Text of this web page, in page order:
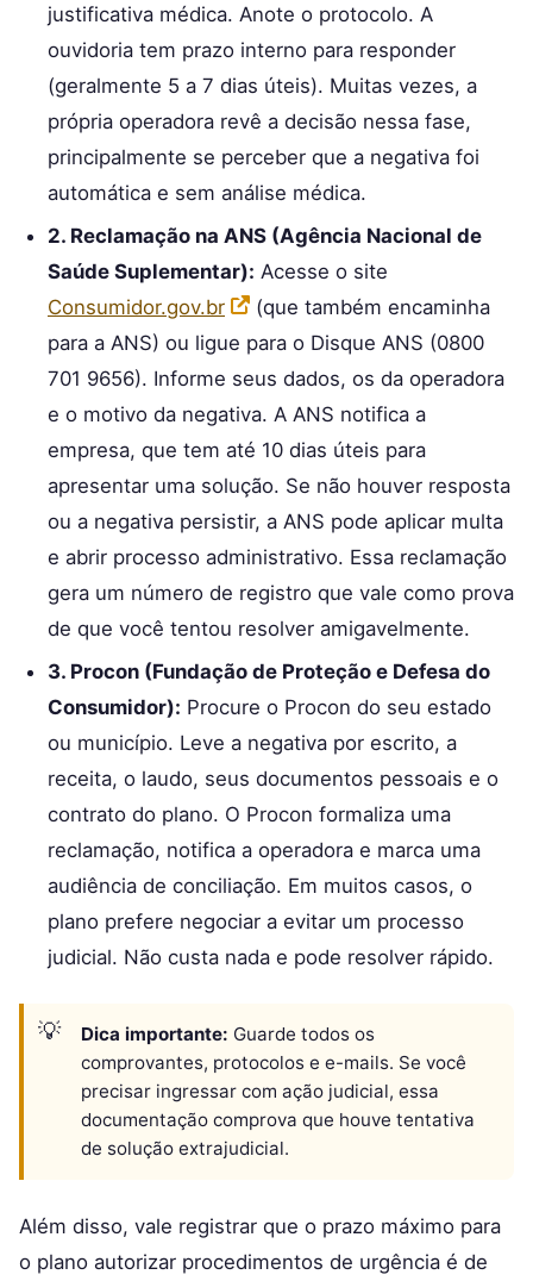
justificativa médica. Anote o protocolo. A
ouvidoria tem prazo interno para responder
(geralmente 5 a 7 dias úteis). Muitas vezes, a
própria operadora revê a decisão nessa fase,
principalmente se perceber que a negativa foi
automática e sem análise médica.
2. Reclamação na ANS (Agência Nacional de
Saúde Suplementar): Acesse o site
Consumidor.gov.br
(que também encaminha
para a ANS) ou ligue para o Disque ANS (0800
701 9656). Informe seus dados, os da operadora
e o motivo da negativa. A ANS notifica a
empresa, que tem até 10 dias úteis para
apresentar uma solução. Se não houver resposta
ou a negativa persistir, a ANS pode aplicar multa
e abrir processo administrativo. Essa reclamação
gera um número de registro que vale como prova
de que você tentou resolver amigavelmente.
3. Procon (Fundação de Proteção e Defesa do
Consumidor): Procure o Procon do seu estado
ou município. Leve a negativa por escrito, a
receita, o laudo, seus documentos pessoais e o
contrato do plano. O Procon formaliza uma
reclamação, notifica a operadora e marca uma
audiência de conciliação. Em muitos casos, o
plano prefere negociar a evitar um processo
judicial. Não custa nada e pode resolver rápido.
Dica importante: Guarde todos os
comprovantes, protocolos e e-mails. Se você
precisar ingressar com ação judicial, essa
documentação comprova que houve tentativa
de solução extrajudicial.
Além disso, vale registrar que o prazo máximo para
o plano autorizar procedimentos de urgência é de